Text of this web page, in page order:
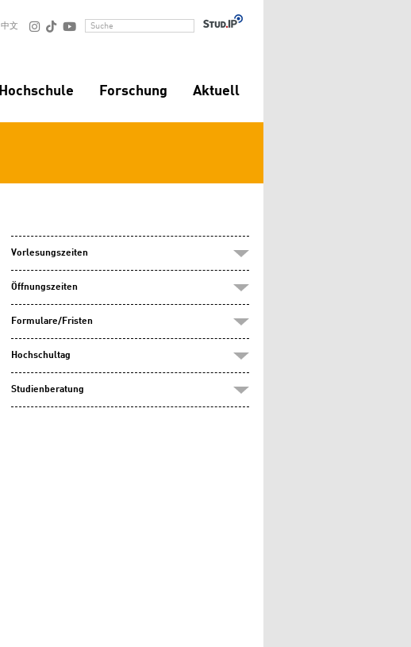
中文    Suche
Hochschule Forschung Aktuell
Vorlesungszeiten
Öffnungszeiten
Formulare/Fristen
Hochschultag
Studienberatung